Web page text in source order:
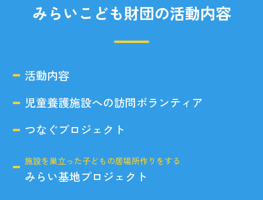
みらいこども財団の活動内容
活動内容
児童養護施設への訪問ボランティア
つなぐプロジェクト
施設を巣立った子どもの居場所作りをする
みらい基地プロジェクト